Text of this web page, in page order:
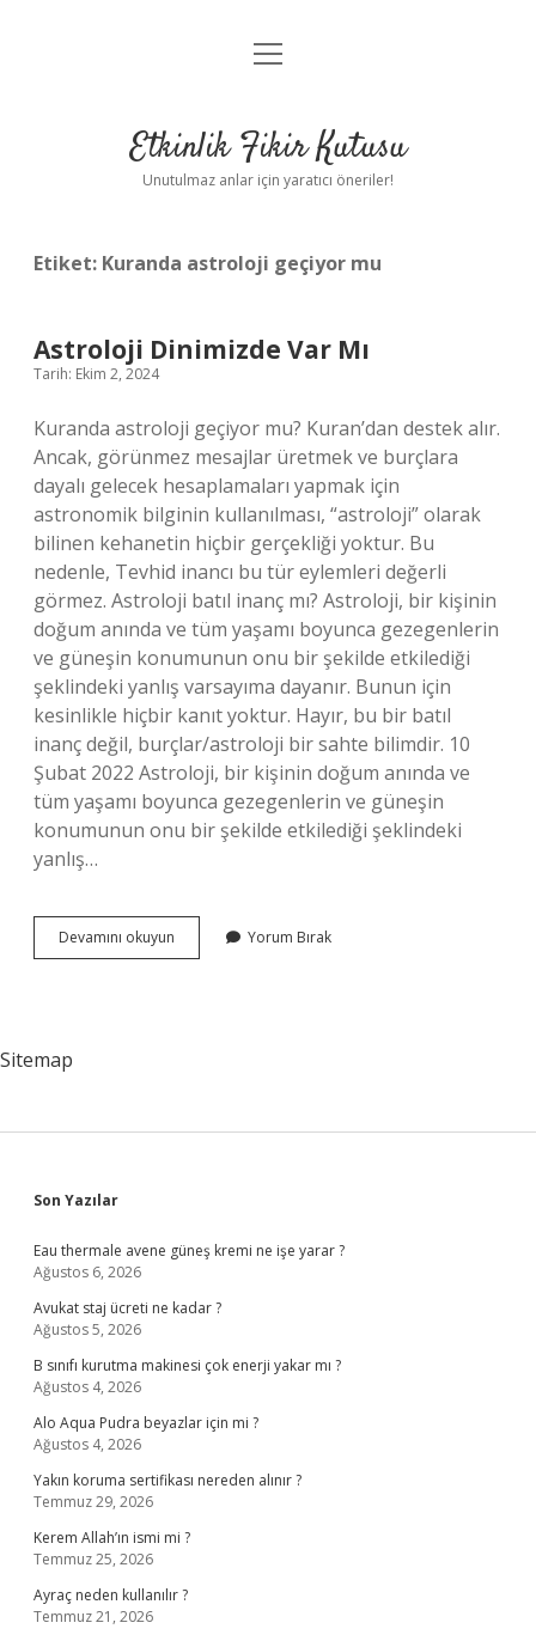
Anasayfa
Yasal Uyarı
menüyü
Etkinlik Fikir Kutusu
Unutulmaz anlar için yaratıcı öneriler!
Etiket: Kuranda astroloji geçiyor mu
Astroloji Dinimizde Var Mı
Tarih: Ekim 2, 2024
Kuranda astroloji geçiyor mu? Kuran’dan destek alır.
Ancak, görünmez mesajlar üretmek ve burçlara
dayalı gelecek hesaplamaları yapmak için
astronomik bilginin kullanılması, “astroloji” olarak
bilinen kehanetin hiçbir gerçekliği yoktur. Bu
nedenle, Tevhid inancı bu tür eylemleri değerli
görmez. Astroloji batıl inanç mı? Astroloji, bir kişinin
doğum anında ve tüm yaşamı boyunca gezegenlerin
ve güneşin konumunun onu bir şekilde etkilediği
şeklindeki yanlış varsayıma dayanır. Bunun için
kesinlikle hiçbir kanıt yoktur. Hayır, bu bir batıl
inanç değil, burçlar/astroloji bir sahte bilimdir. 10
Şubat 2022 Astroloji, bir kişinin doğum anında ve
tüm yaşamı boyunca gezegenlerin ve güneşin
konumunun onu bir şekilde etkilediği şeklindeki
yanlış…
Devamını okuyun Astroloji
Dinimizde
Yorum Bırak
Sitemap
Sidebar
Son Yazılar
Eau thermale avene güneş kremi ne işe yarar ?
Ağustos 6, 2026
Avukat staj ücreti ne kadar ?
Ağustos 5, 2026
B sınıfı kurutma makinesi çok enerji yakar mı ?
Ağustos 4, 2026
Alo Aqua Pudra beyazlar için mi ?
Ağustos 4, 2026
Yakın koruma sertifikası nereden alınır ?
Temmuz 29, 2026
Kerem Allah’ın ismi mi ?
Temmuz 25, 2026
Ayraç neden kullanılır ?
Temmuz 21, 2026